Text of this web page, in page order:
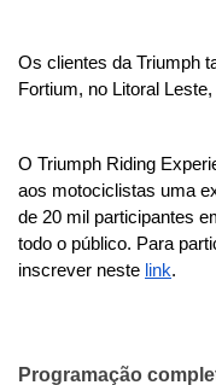
Os clientes da Triumph
Fortium, no Litoral
O Triumph Riding
aos motociclistas uma
de 20 mil participantes
todo o público. Para
inscrever neste link.
Programação